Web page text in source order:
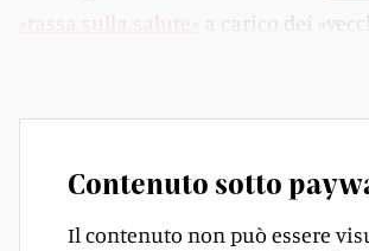
«tassa sulla salute»
a carico dei
Contenuto sotto
Il contenuto non può essere